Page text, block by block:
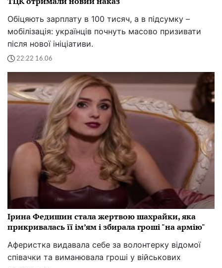
Обіцяють зарплату в 100 тисяч, а в підсумку –
мобілізація: українців почнуть масово призивати
після нової ініціативи.
22:22 16.06
Ірина Федишин стала жертвою шахрайки, яка
прикривалась її ім’ям і збирала гроші "на армію"
Аферистка видавала себе за волонтерку відомої
співачки та виманювала гроші у військових